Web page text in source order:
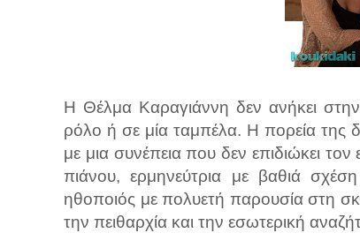
Η Θέλμα Καραγιάννη δεν ανήκει
ρόλο ή σε μία ταμπέλα. Η πορεία της
με μια συνέπεια που δεν επιδιώκει
πιάνου, ερμηνεύτρια με βαθιά
ηθοποιός με πολυετή παρουσία στη
την πειθαρχία και την εσωτερική